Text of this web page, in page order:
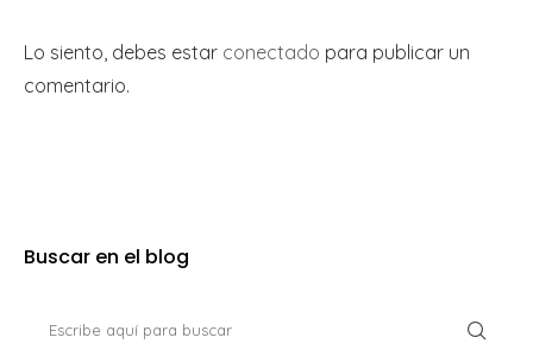
Lo siento, debes estar conectado para publicar un
comentario.
Buscar en el blog